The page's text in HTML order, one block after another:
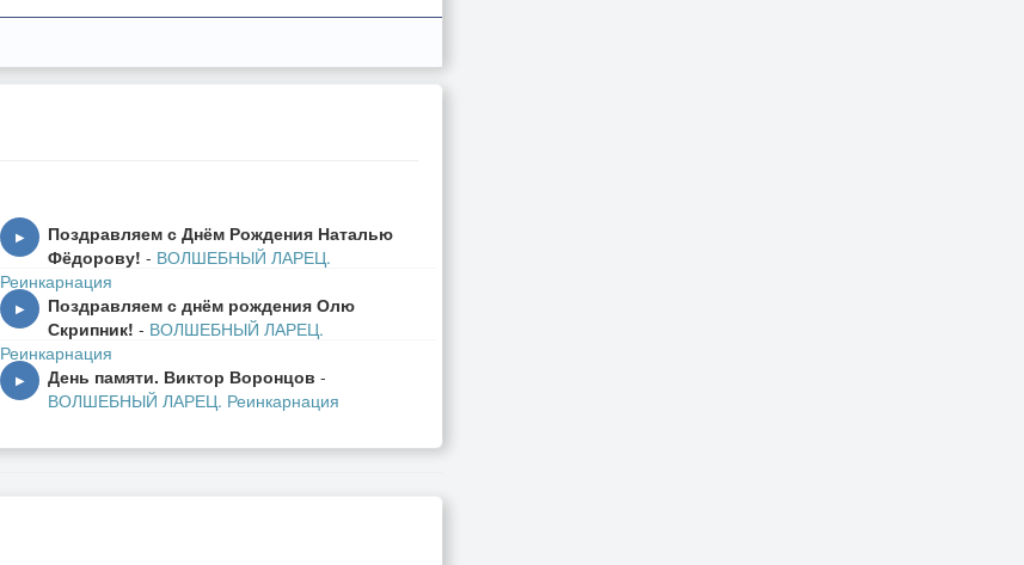
▶
Поздравляем с Днём Рождения Наталью
Фёдорову! - ВОЛШЕБНЫЙ ЛАРЕЦ.
Реинкарнация
▶
Поздравляем с днём рождения Олю
Скрипник! - ВОЛШЕБНЫЙ ЛАРЕЦ.
Реинкарнация
▶ День памяти. Виктор Воронцов -
ВОЛШЕБНЫЙ ЛАРЕЦ. Реинкарнация